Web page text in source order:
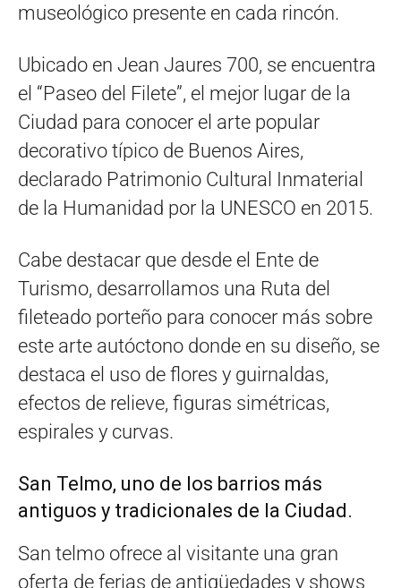
museológico presente en cada rincón.
Ubicado en Jean Jaures 700, se encuentra
el “Paseo del Filete”, el mejor lugar de la
Ciudad para conocer el arte popular
decorativo típico de Buenos Aires,
declarado Patrimonio Cultural Inmaterial
de la Humanidad por la UNESCO en 2015.
Cabe destacar que desde el Ente de
Turismo, desarrollamos una Ruta del
fileteado porteño para conocer más sobre
este arte autóctono donde en su diseño, se
destaca el uso de flores y guirnaldas,
efectos de relieve, figuras simétricas,
espirales y curvas.
San Telmo, uno de los barrios más
antiguos y tradicionales de la Ciudad.
San telmo ofrece al visitante una gran
oferta de ferias de antigüedades y shows